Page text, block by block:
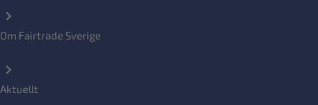
Om Fairtrade Sverige
Aktuellt